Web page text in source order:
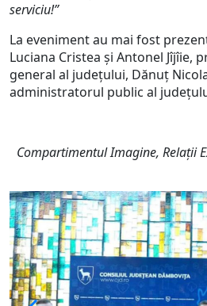
serviciu!”
La eveniment au mai fost
Luciana Cristea și Antonel Jîjîie,
general al județului, Dănuț
administratorul public al
Compartimentul Imagine, Relații